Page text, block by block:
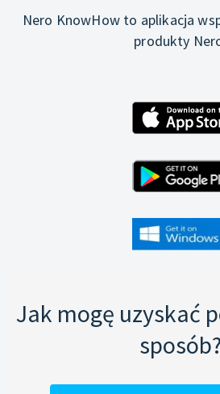
Nero KnowHow to aplikacja
produkty
Jak mogę uzyskać
sposób?